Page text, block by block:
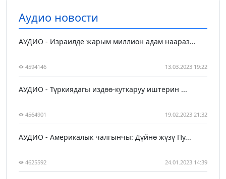
Аудио новости
АУДИО - Израилде жарым миллион адам наараз...
4594146 13.03.2023 19:22
АУДИО - Түркиядагы издөө-куткаруу иштерин ...
4564901 19.02.2023 21:32
АУДИО - Америкалык чалгынчы: Дүйнө жүзү Пу...
4625592 24.01.2023 14:39